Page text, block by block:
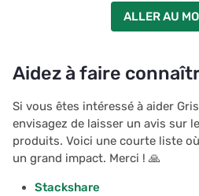
ALLER AU
Aidez à faire
Si vous êtes intéressé à aider
envisagez de laisser un avis sur
produits. Voici une courte liste
un grand impact. Merci ! 🙏
Stackshare